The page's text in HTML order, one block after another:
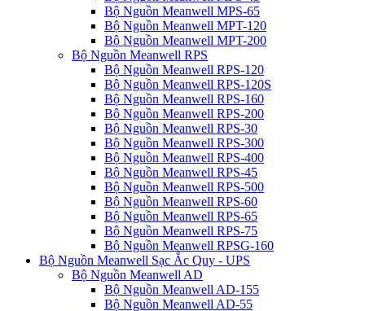
Bộ Nguồn Meanwell MPS-65
Bộ Nguồn Meanwell MPT-120
Bộ Nguồn Meanwell MPT-200
Bộ Nguồn Meanwell RPS
Bộ Nguồn Meanwell RPS-120
Bộ Nguồn Meanwell RPS-120S
Bộ Nguồn Meanwell RPS-160
Bộ Nguồn Meanwell RPS-200
Bộ Nguồn Meanwell RPS-30
Bộ Nguồn Meanwell RPS-300
Bộ Nguồn Meanwell RPS-400
Bộ Nguồn Meanwell RPS-45
Bộ Nguồn Meanwell RPS-500
Bộ Nguồn Meanwell RPS-60
Bộ Nguồn Meanwell RPS-65
Bộ Nguồn Meanwell RPS-75
Bộ Nguồn Meanwell RPSG-160
Bộ Nguồn Meanwell Sạc Ắc Quy - UPS
Bộ Nguồn Meanwell AD
Bộ Nguồn Meanwell AD-155
Bộ Nguồn Meanwell AD-55